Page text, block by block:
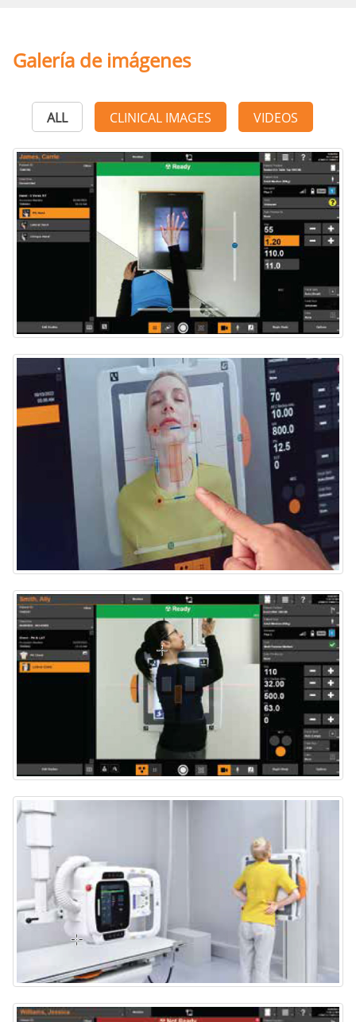
Galería de imágenes
ALL CLINICAL IMAGES VIDEOS
Patient-Position Monitoring
Virtual Collimation
Position Overlay
Smart Auto-Position